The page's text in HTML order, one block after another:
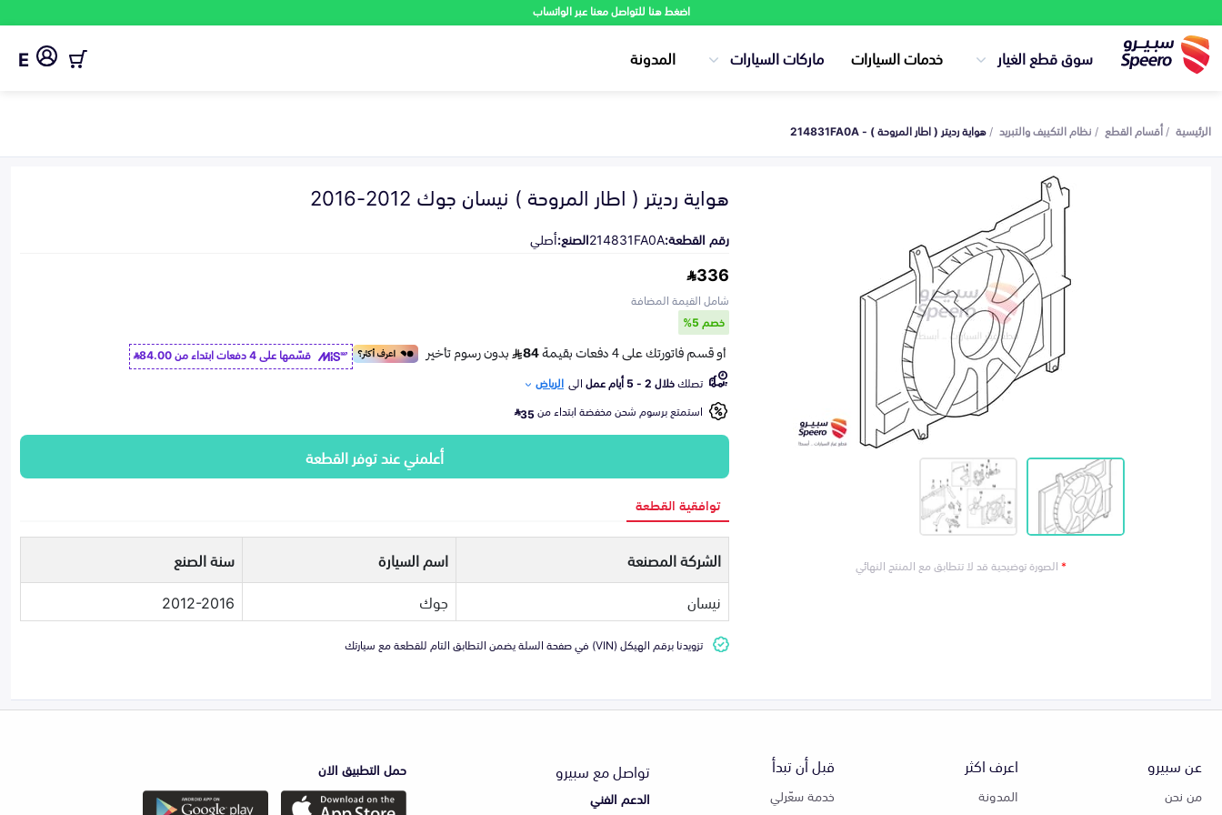
اضغط هنا للتواصل معنا عبر الواتساب
سوق قطع الغيار خدمات السيارات ماركات السيارات المدونة E
الرئيسية أقسام القطع نظام التكييف والتبريد هواية رديتر ( اطار المروحة ) - 214831FA0A
*الصورة توضيحية قد لا تتطابق مع المنتج النهائي
هواية رديتر ( اطار المروحة ) نيسان جوك 2012-2016
رقم القطعة:214831FA0Aالصنع:أصلي
336
شامل القيمة المضافة
خصم 5%
قسّمها على 4 دفعات ابتداء من
84.00
تصلكخلال 2 - 5 أيام عمل الى الرياض
استمتع برسوم شحن مخفضة ابتداء من35
أعلمني عند توفر القطعة
توافقية القطعة
الشركة المصنعة اسم السيارة
سنة الصنع
نيسان
جوك 2012-2016
تزويدنا برقم الهيكل (VIN) في صفحة السلة يضمن التطابق التام للقطعة مع سيارتك
عن سبيرو
من نحن
اعرف اكثر
المدونة
قبل أن تبدأ
خدمة سعّرلي
تواصل مع سبيرو
الدعم الفني
حمل التطبيق الان